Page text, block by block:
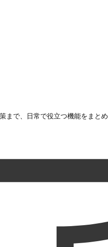
まで、日常で役立つ機能をまと